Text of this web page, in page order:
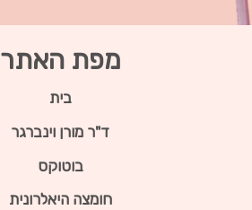
מפת האתר
בית
ד"ר מורן וינברגר
בוטוקס
חומצה היאלרונית